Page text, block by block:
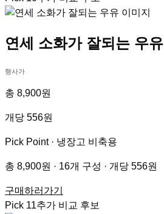
연세 소화가 잘되는 우유
행사가
총 8,900원
개당 556원
Pick Point · 냉장고 비축용
총 8,900원 · 16개 구성 · 개당 556원
구매하러가기
Pick 11추가 비교 후보